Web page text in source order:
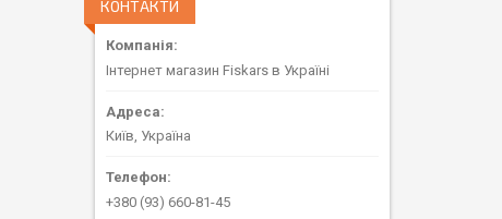
КОНТАКТИ
Інтернет магазин Fiskars в Україні
Київ, Україна
+380 (93) 660-81-45